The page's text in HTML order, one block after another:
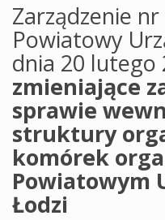
Zarządzenie nr
Powiatowy
dnia 20 lutego
zmieniające
sprawie
struktury
komórek
Powiatowym
Łodzi